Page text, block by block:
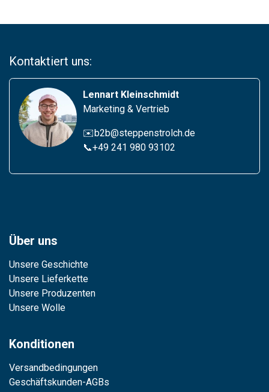
Kontaktiert uns:
Lennart Kleinschmidt
Marketing & Vertrieb
✉️b2b@steppenstrolch.de
📞+49 241 980 93102
Über uns
Unsere Geschichte
Unsere Lieferkette
Unsere Produzenten
Unsere Wolle
Konditionen
Versandbedingungen
Geschäftskunden-AGBs